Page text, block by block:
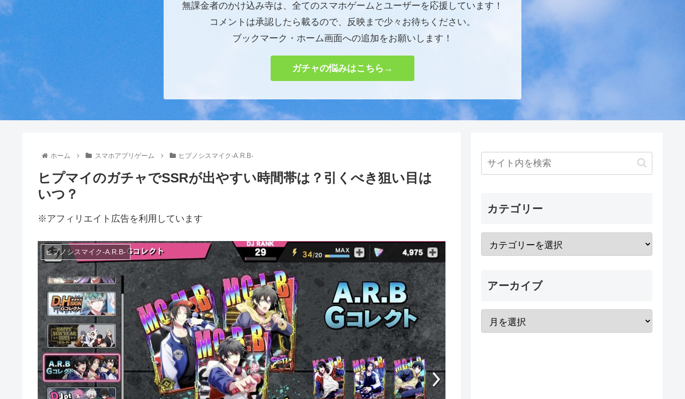
無課金者のかけ込み寺は、全てのスマホゲームとユーザーを応援しています！
コメントは承認したら載るので、反映まで少々お待ちください。
ブックマーク・ホーム画面への追加をお願いします！
ガチャの悩みはこちら→
ホーム スマホアプリゲーム ヒプノシスマイク-A.R.B-
ヒプマイのガチャでSSRが出やすい時間帯は？引くべき狙い目は
いつ？
※アフィリエイト広告を利用しています
ヒプノシスマイク-A.R.B-
カテゴリー
アーカイブ